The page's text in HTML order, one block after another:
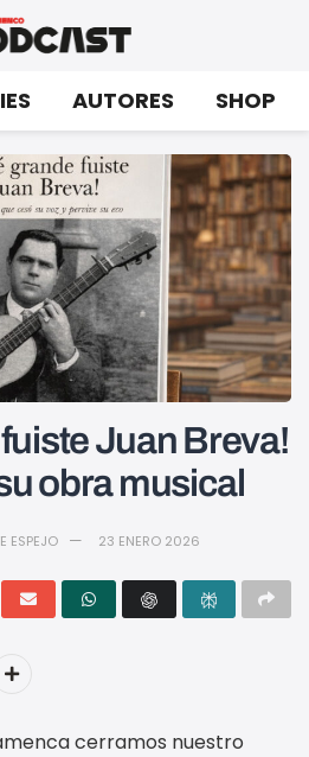
AUTORES SHOP
Juan Breva!
obra musical
ESPEJO 23 ENERO 2026
cerramos nuestro